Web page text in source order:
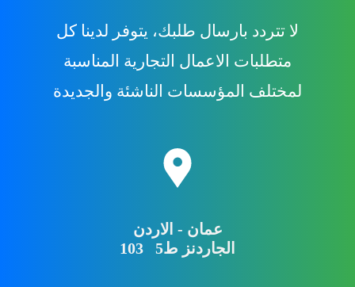
لا تتردد بارسال طلبك، يتوفر لدينا كل
متطلبات الاعمال التجارية المناسبة
لمختلف المؤسسات الناشئة والجديدة
عمان - الاردن
103 الجاردنز ط5